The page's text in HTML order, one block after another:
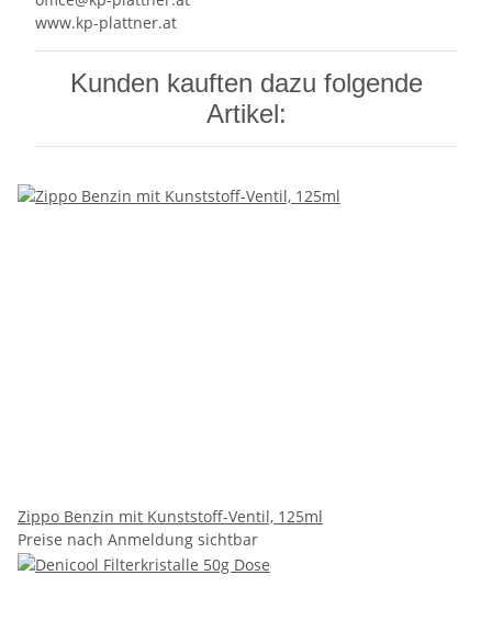
www.kp-plattner.at
Kunden kauften dazu folgende
Artikel:
Zippo Benzin mit Kunststoff-Ventil, 125ml
Preise nach Anmeldung sichtbar